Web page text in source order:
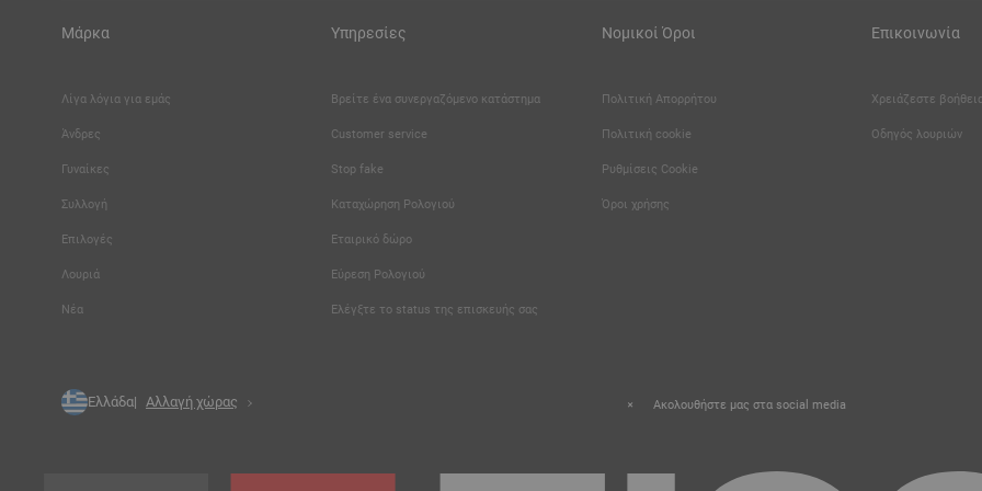
Μάρκα
Λίγα λόγια για εμάς
Άνδρες
Γυναίκες
Συλλογή
Επιλογές
Λουριά
Νέα
Υπηρεσίες
Βρείτε ένα συνεργαζόμενο κατάστημα
Customer service
Stop fake
Καταχώρηση Ρολογιού
Εταιρικό δώρο
Εύρεση Ρολογιού
Ελέγξτε το status της επισκευής σας
Νομικοί Όροι
Πολιτική Απορρήτου
Πολιτική cookie
Ρυθμίσεις Cookie
Όροι χρήσης
Επικοινωνία
Χρειάζεστε
Οδηγός λουριών
Ελλάδα Αλλαγή χώρας Ακολουθήστε μας στα social media